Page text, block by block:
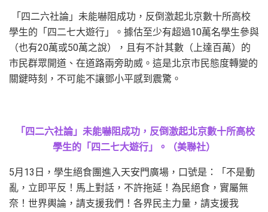
「四二六社論」未能嚇阻成功，反倒激起北京數十所高校
學生的「四二七大遊行」。據估至少有超過10萬名學生參與
（也有20萬或50萬之說），且有不計其數（上達百萬）的
市民群眾開道、在道路兩旁助威。這是北京市民態度轉變的
關鍵時刻，不可能不讓鄧小平感到震驚。
「四二六社論」未能嚇阻成功，反倒激起北京數十所高校
學生的「四二七大遊行」。（美聯社）
5月13日，學生絕食團進入天安門廣場，口號是：「不是動
亂，立即平反！馬上對話，不許拖延！為民絕食，實屬無
奈！世界輿論，請支援我們！各界民主力量，請支援我